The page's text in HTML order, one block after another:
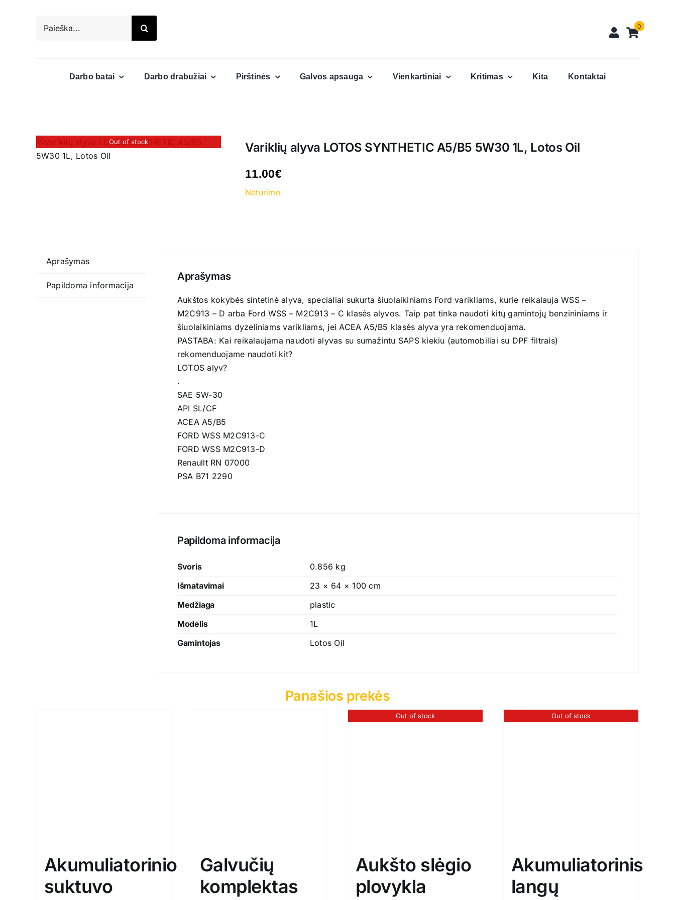
0
Darbo batai Darbo drabužiai Pirštinės Galvos apsauga Vienkartiniai Kritimas Kita Kontaktai
Out of stock Variklių alyva LOTOS SYNTHETIC A5/B5 5W30 1L, Lotos Oil
11.00€
Neturime
Aprašymas
Papildoma informacija
Aprašymas
Aukštos kokybės sintetinė alyva, specialiai sukurta šiuolaikiniams Ford varikliams, kurie reikalauja WSS –
M2C913 – D arba Ford WSS – M2C913 – C klasės alyvos. Taip pat tinka naudoti kitų gamintojų benzininiams ir
šiuolaikiniams dyzeliniams varikliams, jei ACEA A5/B5 klasės alyva yra rekomenduojama.
PASTABA: Kai reikalaujama naudoti alyvas su sumažintu SAPS kiekiu (automobiliai su DPF filtrais)
rekomenduojame naudoti kit?
LOTOS alyv?
.
SAE 5W-30
API SL/CF
ACEA A5/B5
FORD WSS M2C913-C
FORD WSS M2C913-D
Renaullt RN 07000
PSA B71 2290
Papildoma informacija
Svoris
0.856 kg
Išmatavimai
23 × 64 × 100 cm
Medžiaga
plastic
Modelis
1L
Gamintojas
Lotos Oil
Panašios prekės
Akumuliatorinio
suktuvo
Galvučių
komplektas
Out of stock
Aukšto slėgio
plovykla
Out of stock
Akumuliatorinis
langų